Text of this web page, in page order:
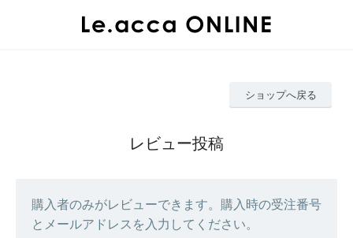
ショップへ戻る
レビュー投稿
購入者のみがレビューできます。購入時の受注番号
とメールアドレスを入力してください。